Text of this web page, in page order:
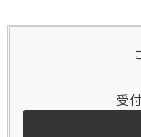
受